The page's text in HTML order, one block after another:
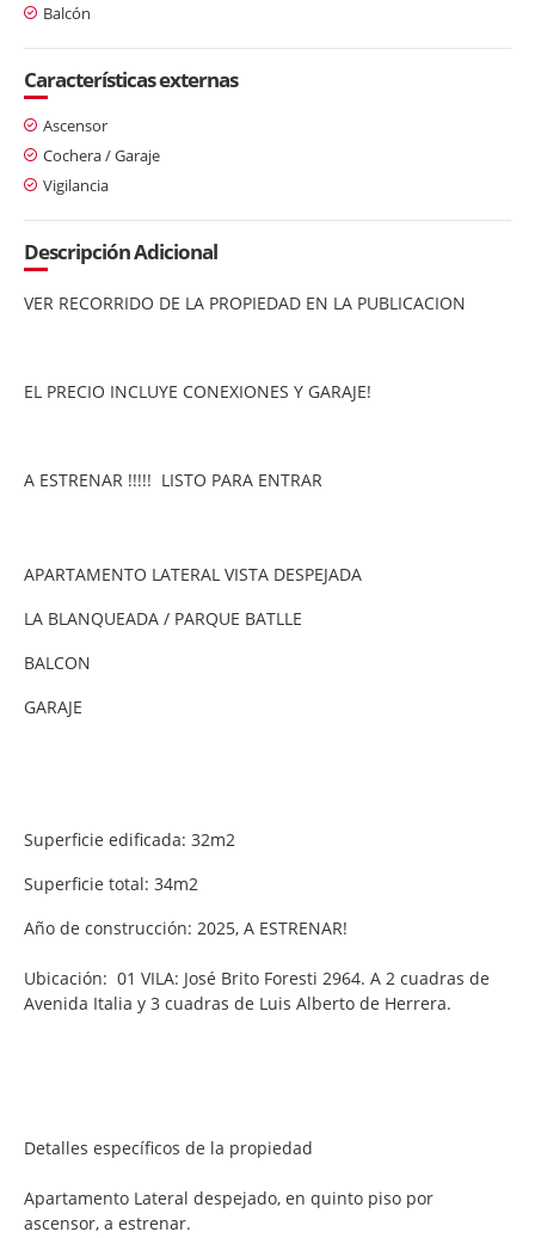
Balcón
Características externas
Ascensor
Cochera / Garaje
Vigilancia
Descripción Adicional
VER RECORRIDO DE LA PROPIEDAD EN LA PUBLICACION
EL PRECIO INCLUYE CONEXIONES Y GARAJE!
A ESTRENAR !!!!! LISTO PARA ENTRAR
APARTAMENTO LATERAL VISTA DESPEJADA
LA BLANQUEADA / PARQUE BATLLE
BALCON
GARAJE
Superficie edificada: 32m2
Superficie total: 34m2
Año de construcción: 2025, A ESTRENAR!
Ubicación: 01 VILA: José Brito Foresti 2964. A 2 cuadras de
Avenida Italia y 3 cuadras de Luis Alberto de Herrera.
Detalles específicos de la propiedad
Apartamento Lateral despejado, en quinto piso por
ascensor, a estrenar.